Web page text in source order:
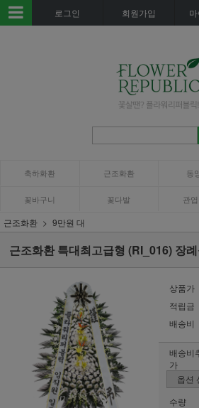
로그인 회원가입
축하화환 근조화환 동
꽃바구니 꽃다발 관
근조화환 9만원 대
근조화환 특대최고급형 (RI_016) 장
상품가
적립금
배송비
배송비
가
수량